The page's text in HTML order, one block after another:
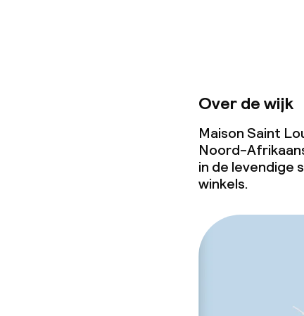
Over de wijk
Maison Saint
Noord-
in de levendige
winkels.